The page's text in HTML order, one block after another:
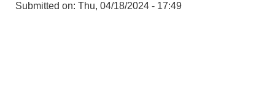
Submitted on: Thu, 04/18/2024 - 17:49